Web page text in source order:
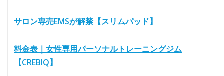
サロン専売EMSが解禁【スリムパッド】
料金表｜女性専用パーソナルトレーニングジム
【CREBIQ】